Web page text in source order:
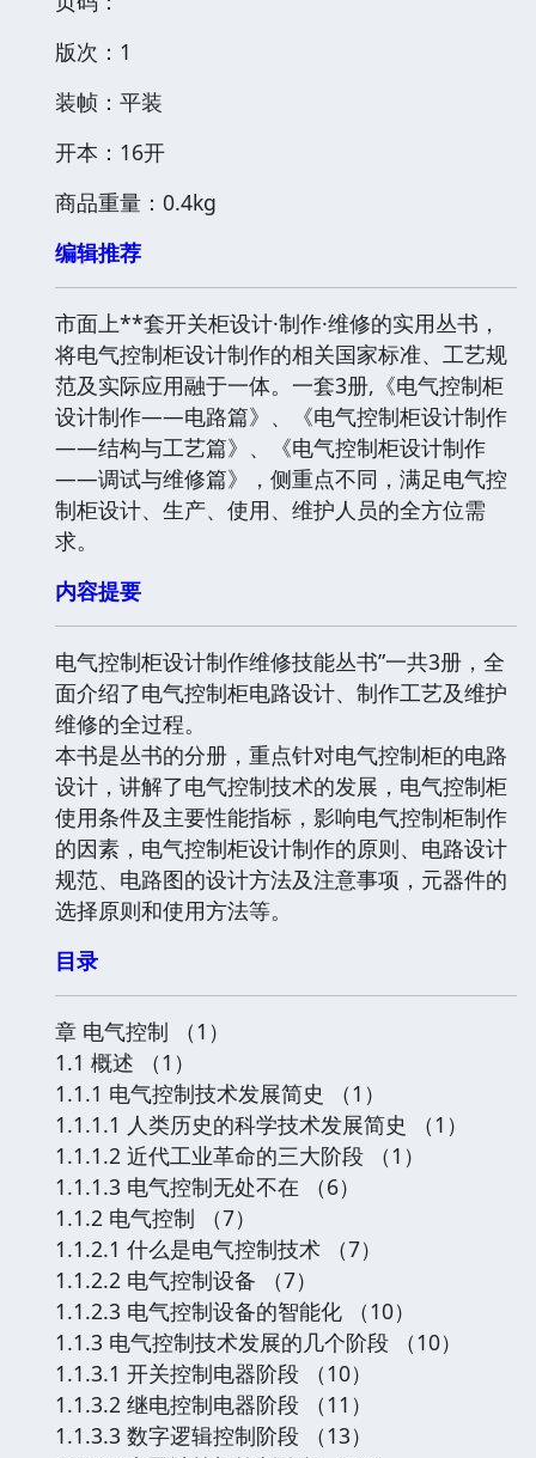
版次：1
装帧：平装
开本：16开
商品重量：0.4kg
编辑推荐
市面上**套开关柜设计·制作·维修的实用丛书，
将电气控制柜设计制作的相关国家标准、工艺规
范及实际应用融于一体。一套3册,《电气控制柜
设计制作——电路篇》、《电气控制柜设计制作
——结构与工艺篇》、《电气控制柜设计制作
——调试与维修篇》，侧重点不同，满足电气控
制柜设计、生产、使用、维护人员的全方位需
求。
内容提要
电气控制柜设计制作维修技能丛书”一共3册，全
面介绍了电气控制柜电路设计、制作工艺及维护
维修的全过程。
本书是丛书的分册，重点针对电气控制柜的电路
设计，讲解了电气控制技术的发展，电气控制柜
使用条件及主要性能指标，影响电气控制柜制作
的因素，电气控制柜设计制作的原则、电路设计
规范、电路图的设计方法及注意事项，元器件的
选择原则和使用方法等。
目录
章 电气控制 （1）
1.1 概述 （1）
1.1.1 电气控制技术发展简史 （1）
1.1.1.1 人类历史的科学技术发展简史 （1）
1.1.1.2 近代工业革命的三大阶段 （1）
1.1.1.3 电气控制无处不在 （6）
1.1.2 电气控制 （7）
1.1.2.1 什么是电气控制技术 （7）
1.1.2.2 电气控制设备 （7）
1.1.2.3 电气控制设备的智能化 （10）
1.1.3 电气控制技术发展的几个阶段 （10）
1.1.3.1 开关控制电器阶段 （10）
1.1.3.2 继电控制电器阶段 （11）
1.1.3.3 数字逻辑控制阶段 （13）